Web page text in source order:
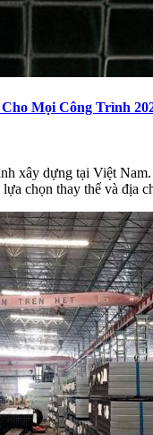
Mọi Công Trình
xây dựng tại Việt
chọn thay thế và địa